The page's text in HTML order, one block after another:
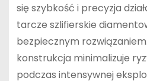
się szybkość i precyzja
tarcze szlifierskie
bezpiecznym
konstrukcja minimalizuje
podczas intensywnej